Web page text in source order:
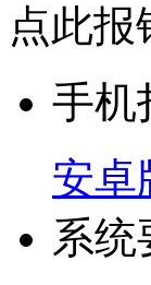
点此报
手机
安卓
系统